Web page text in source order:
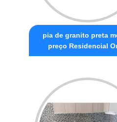
pia de granito preta
preço Residencial